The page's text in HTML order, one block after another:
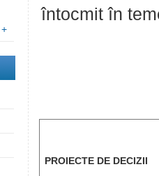
+
întocmit în
PROIECTE DE DECIZII